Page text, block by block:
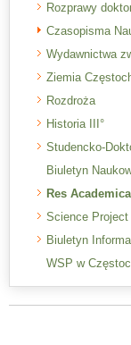
Rozprawy
Czasopisma
Wydawnictwa
Ziemia
Rozdroża
Historia III°
Studencko-
Biuletyn
Res
Science Project
Biuletyn
WSP w